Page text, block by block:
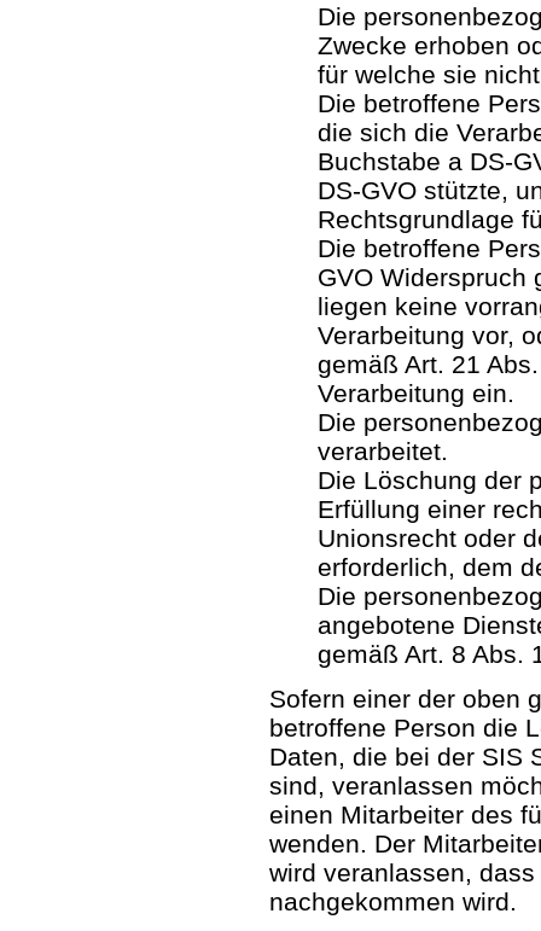
Die
Zwecke erhoben
für welche sie
Die betroffene
die sich die
Buchstabe a DS-
DS-GVO stützte,
Rechtsgrundlage
Die betroffene
GVO Widerspruch
liegen keine
Verarbeitung vor,
gemäß Art. 21
Verarbeitung ein.
Die
verarbeitet.
Die Löschung der
Erfüllung einer
Unionsrecht oder
erforderlich, dem
Die
angebotene
gemäß Art. 8 Abs.
Sofern einer der oben
betroffene Person die
Daten, die bei der SIS
sind, veranlassen
einen Mitarbeiter des
wenden. Der
wird veranlassen,
nachgekommen wird.